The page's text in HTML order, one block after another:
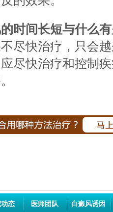
时间长短与什么
尽快治疗，只会
尽快治疗和控制
动态 医师团队 白癜风诱因